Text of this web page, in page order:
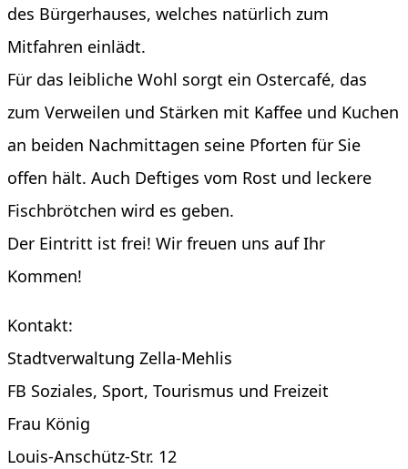
des Bürgerhauses, welches natürlich zum
Mitfahren einlädt.
Für das leibliche Wohl sorgt ein Ostercafé, das
zum Verweilen und Stärken mit Kaffee und Kuchen
an beiden Nachmittagen seine Pforten für Sie
offen hält. Auch Deftiges vom Rost und leckere
Fischbrötchen wird es geben.
Der Eintritt ist frei! Wir freuen uns auf Ihr
Kommen!
Kontakt:
Stadtverwaltung Zella-Mehlis
FB Soziales, Sport, Tourismus und Freizeit
Frau König
Louis-Anschütz-Str. 12